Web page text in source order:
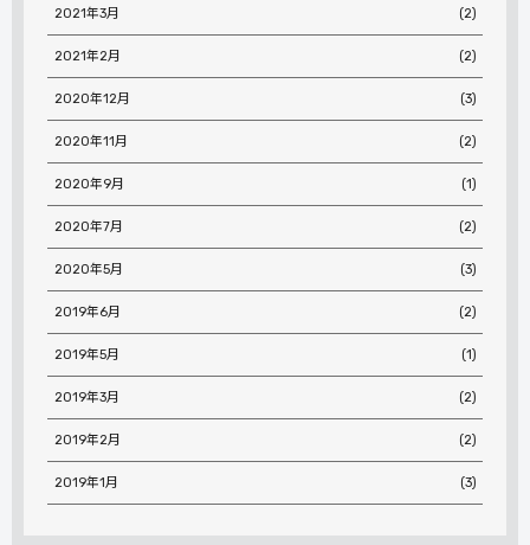
2021年3月 (2)
2021年2月 (2)
2020年12月 (3)
2020年11月 (2)
2020年9月 (1)
2020年7月 (2)
2020年5月 (3)
2019年6月 (2)
2019年5月 (1)
2019年3月 (2)
2019年2月 (2)
2019年1月 (3)